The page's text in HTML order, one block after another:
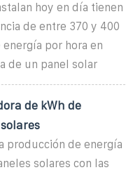
hoy en día tienen
de entre 370 y 400
energía por hora en
de un panel solar
de kWh de
producción de energía
solares con las